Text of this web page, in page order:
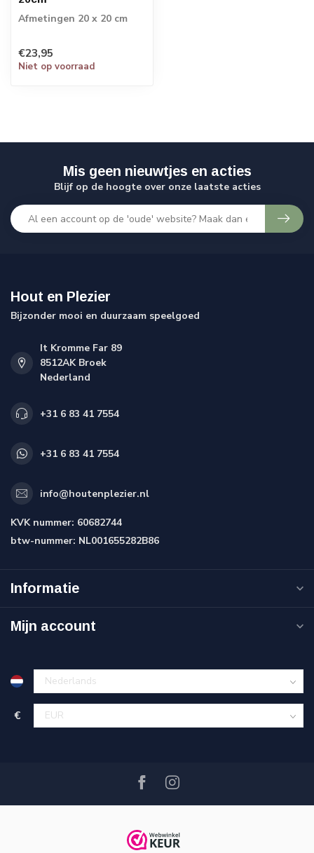
Afmetingen 20 x 20 cm
€23,95
Niet op voorraad
Mis geen nieuwtjes en acties
Blijf op de hoogte over onze laatste acties
Hout en Plezier
Bijzonder mooi en duurzaam speelgoed
It Kromme Far 89
8512AK Broek
Nederland
+31 6 83 41 7554
+31 6 83 41 7554
info@houtenplezier.nl
KVK nummer: 60682744
btw-nummer: NL001655282B86
Informatie
Mijn account
€